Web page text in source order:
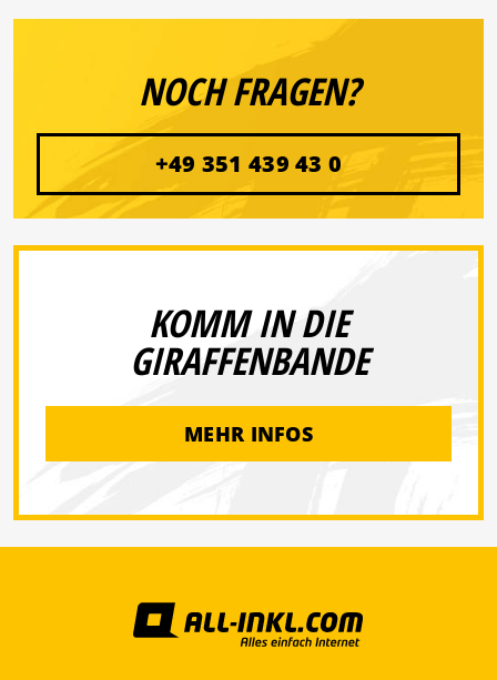
NOCH FRAGEN?
+49 351 439 43 0
KOMM IN DIE
GIRAFFENBANDE
MEHR INFOS